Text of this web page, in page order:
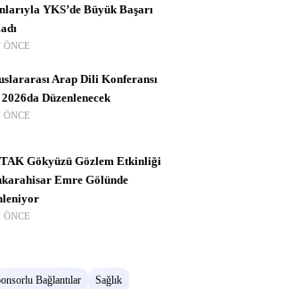
YKS’de Büyük Başarı
2 GÜN ÖNCE
Arap Dili Konferansı
Düzenlenecek
2 GÜN ÖNCE
Gökyüzü Gözlem Etkinliği
Emre Gölünde
3 GÜN ÖNCE
Bağlantılar
Sağlık